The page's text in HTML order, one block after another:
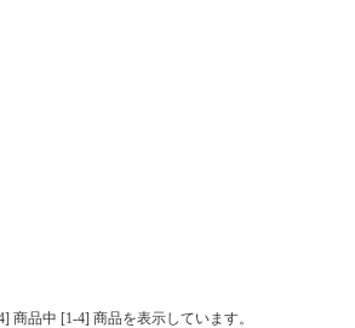
商品中 [1-4] 商品を表示しています。